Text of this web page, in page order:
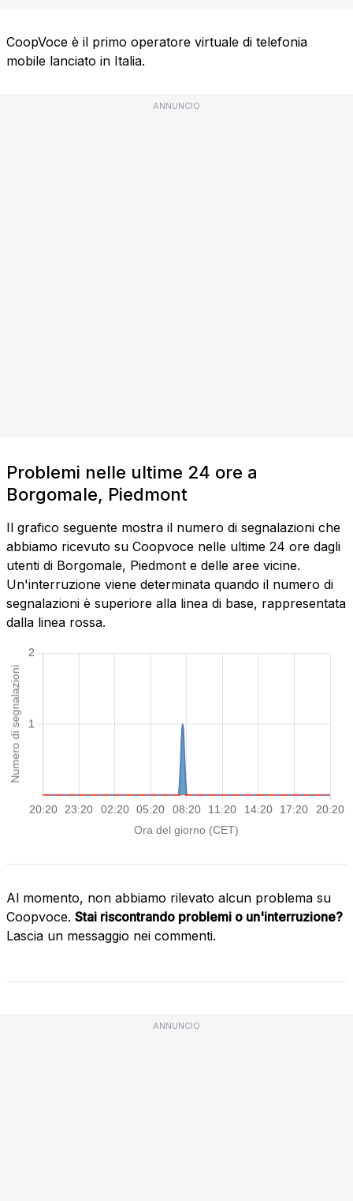
CoopVoce è il primo operatore virtuale di telefonia
mobile lanciato in Italia.
ANNUNCIO
Problemi nelle ultime 24 ore a
Borgomale, Piedmont
Il grafico seguente mostra il numero di segnalazioni che
abbiamo ricevuto su Coopvoce nelle ultime 24 ore dagli
utenti di Borgomale, Piedmont e delle aree vicine.
Un'interruzione viene determinata quando il numero di
segnalazioni è superiore alla linea di base, rappresentata
dalla linea rossa.
Al momento, non abbiamo rilevato alcun problema su
Coopvoce. Stai riscontrando problemi o un'interruzione?
Lascia un messaggio nei commenti.
ANNUNCIO